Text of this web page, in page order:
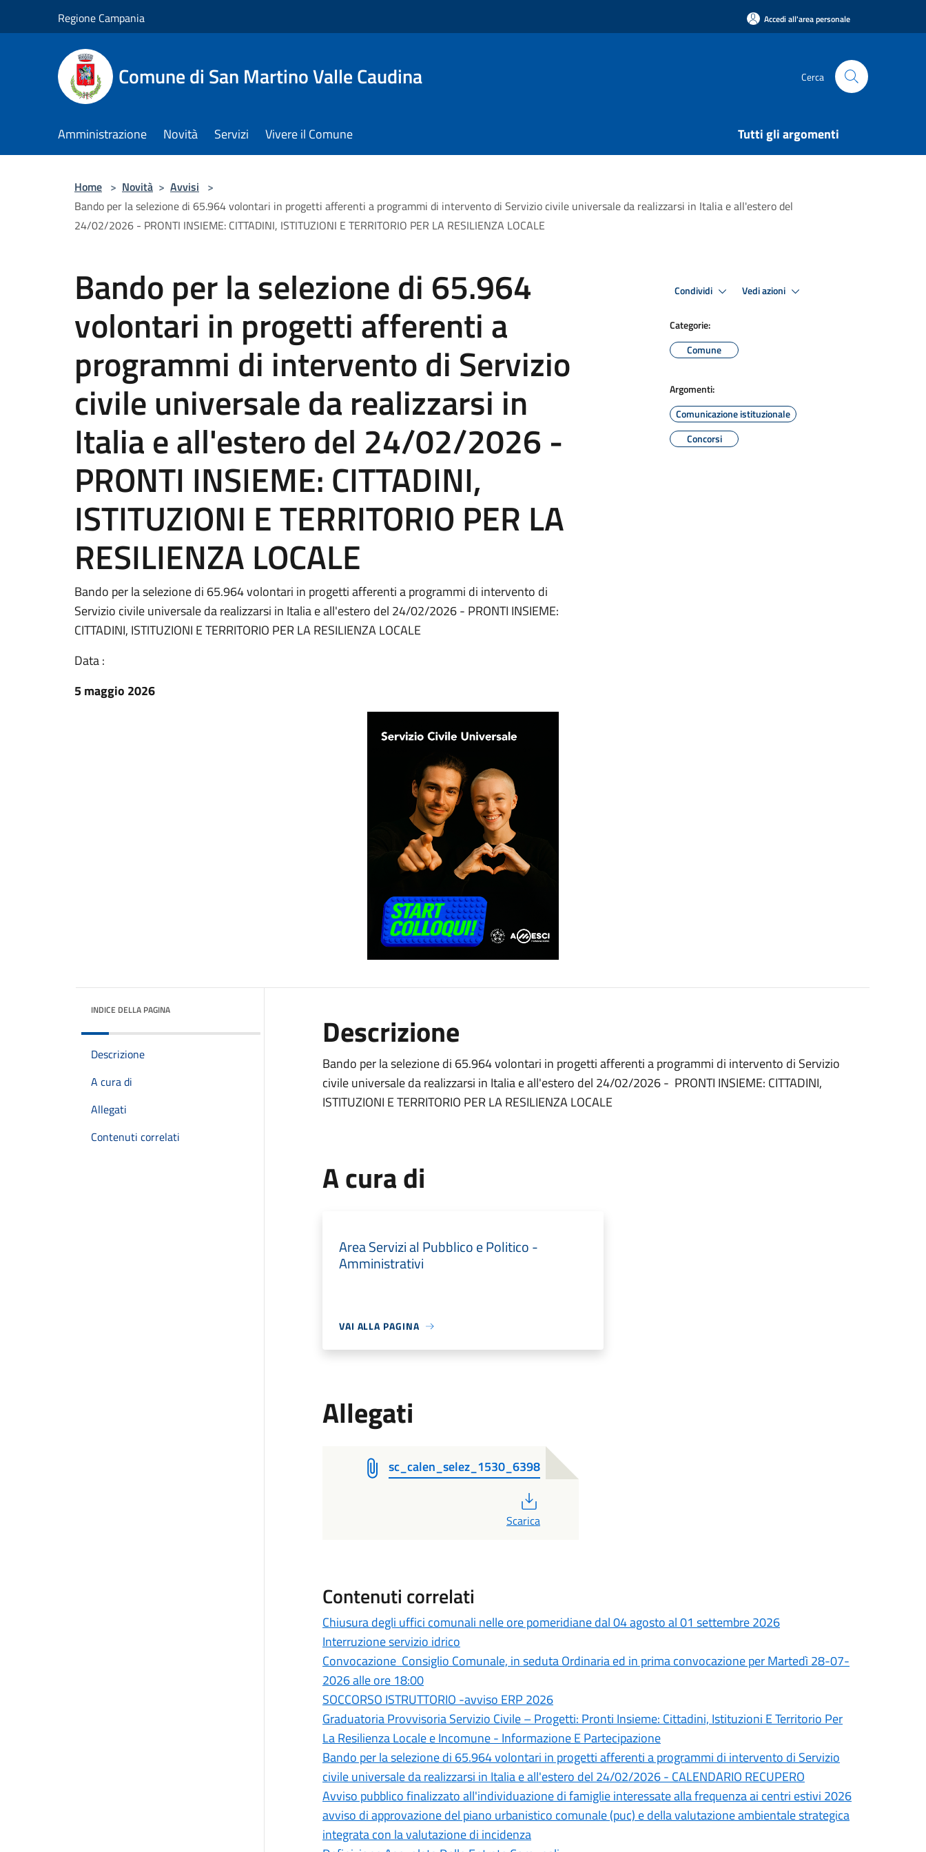
Regione Campania Accedi all'area personale
Comune di San Martino Valle Caudina Cerca
Amministrazione Novità Servizi Vivere il Comune Tutti gli argomenti
Home > Novità > Avvisi >
Bando per la selezione di 65.964 volontari in progetti afferenti a programmi di intervento di Servizio civile universale da realizzarsi in Italia e all'estero del
24/02/2026 - PRONTI INSIEME: CITTADINI, ISTITUZIONI E TERRITORIO PER LA RESILIENZA LOCALE
Bando per la selezione di 65.964
volontari in progetti afferenti a
programmi di intervento di Servizio
civile universale da realizzarsi in
Italia e all'estero del 24/02/2026 -
PRONTI INSIEME: CITTADINI,
ISTITUZIONI E TERRITORIO PER LA
RESILIENZA LOCALE
Bando per la selezione di 65.964 volontari in progetti afferenti a programmi di intervento di
Servizio civile universale da realizzarsi in Italia e all'estero del 24/02/2026 - PRONTI INSIEME:
CITTADINI, ISTITUZIONI E TERRITORIO PER LA RESILIENZA LOCALE
Data :
5 maggio 2026
Condividi Vedi azioni
Categorie:
Comune
Argomenti:
Comunicazione istituzionale
Concorsi
INDICE DELLA PAGINA
Descrizione
A cura di
Allegati
Contenuti correlati
Descrizione
Bando per la selezione di 65.964 volontari in progetti afferenti a programmi di intervento di Servizio
civile universale da realizzarsi in Italia e all'estero del 24/02/2026 - PRONTI INSIEME: CITTADINI,
ISTITUZIONI E TERRITORIO PER LA RESILIENZA LOCALE
A cura di
Area Servizi al Pubblico e Politico -
Amministrativi
VAI ALLA PAGINA
Allegati
sc_calen_selez_1530_6398
Scarica
Contenuti correlati
Chiusura degli uffici comunali nelle ore pomeridiane dal 04 agosto al 01 settembre 2026
Interruzione servizio idrico
Convocazione Consiglio Comunale, in seduta Ordinaria ed in prima convocazione per Martedì 28-07-
2026 alle ore 18:00
SOCCORSO ISTRUTTORIO -avviso ERP 2026
Graduatoria Provvisoria Servizio Civile – Progetti: Pronti Insieme: Cittadini, Istituzioni E Territorio Per
La Resilienza Locale e Incomune - Informazione E Partecipazione
Bando per la selezione di 65.964 volontari in progetti afferenti a programmi di intervento di Servizio
civile universale da realizzarsi in Italia e all'estero del 24/02/2026 - CALENDARIO RECUPERO
Avviso pubblico finalizzato all'individuazione di famiglie interessate alla frequenza ai centri estivi 2026
avviso di approvazione del piano urbanistico comunale (puc) e della valutazione ambientale strategica
integrata con la valutazione di incidenza